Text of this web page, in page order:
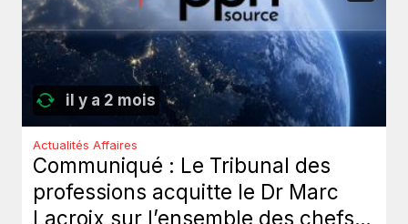
il y a 2 mois
Actualités Affaires
Communiqué : Le Tribunal des
professions acquitte le Dr Marc
Lacroix sur l’ensemble des chefs